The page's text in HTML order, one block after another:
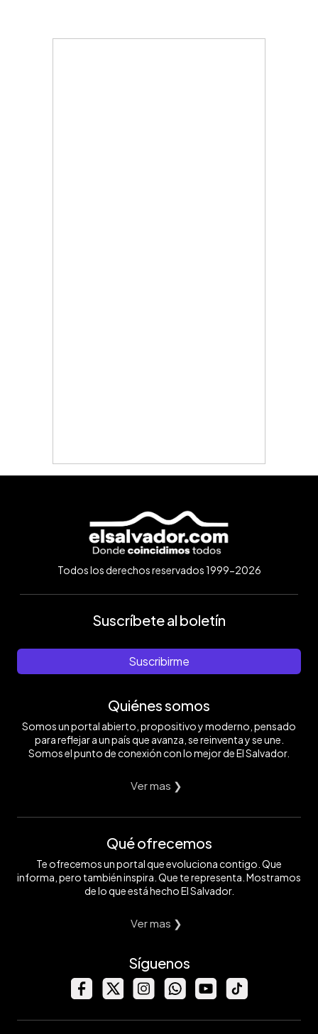
Todos los derechos reservados 1999-2026
Suscríbete al boletín
Suscribirme
Quiénes somos
Somos un portal abierto, propositivo y moderno, pensado
para reflejar a un país que avanza, se reinventa y se une.
Somos el punto de conexión con lo mejor de El Salvador.
Ver mas ❯
Qué ofrecemos
Te ofrecemos un portal que evoluciona contigo. Que
informa, pero también inspira. Que te representa. Mostramos
de lo que está hecho El Salvador.
Ver mas ❯
Síguenos